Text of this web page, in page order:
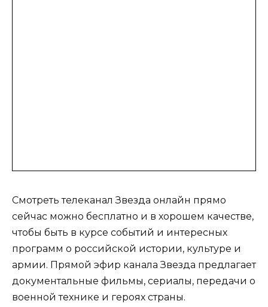
Смотреть телеканал Звезда онлайн прямо
сейчас можно бесплатно и в хорошем качестве,
чтобы быть в курсе событий и интересных
программ о российской истории, культуре и
армии. Прямой эфир канала Звезда предлагает
документальные фильмы, сериалы, передачи о
военной технике и героях страны.